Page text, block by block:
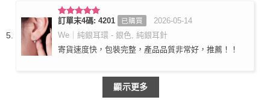
評分5滿
分 5
訂單末4碼: 4201 已購買
2026-05-14
We｜純銀耳環 - 銀色, 純銀耳針
寄貨速度快，包裝完整，產品品質非常好，推薦！！
顯示更多